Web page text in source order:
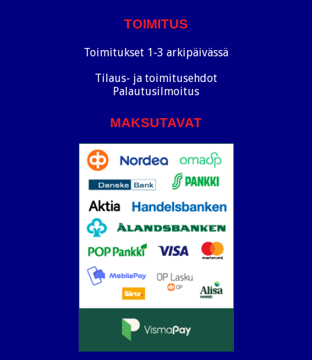
TOIMITUS
Toimitukset 1-3 arkipäivässä
Tilaus- ja toimitusehdot
Palautusilmoitus
MAKSUTAVAT